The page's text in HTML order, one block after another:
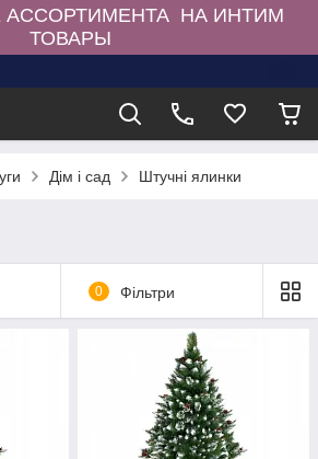
АССОРТИМЕНТА НА ИНТИМ
ТОВАРЫ
Дім і сад Штучні ялинки
0 Фільтри